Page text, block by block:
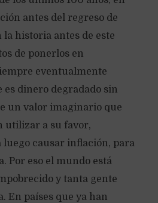
antes del regreso de
la historia antes de este
de ponerlos en
eventualmente
es dinero degradado sin
un valor imaginario que
utilizar a su favor,
luego causar inflación, para
Por eso el mundo está
y tanta gente
En países que ya han